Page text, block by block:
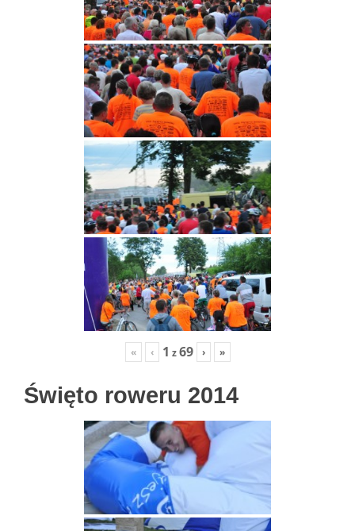
« ‹ 1 z69 › »
Święto roweru 2014